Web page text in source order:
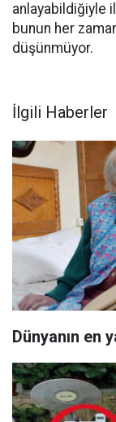
anlayabildiğiyle
bunun her
düşünmüyor.
İlgili Haberler
Dünyanın en